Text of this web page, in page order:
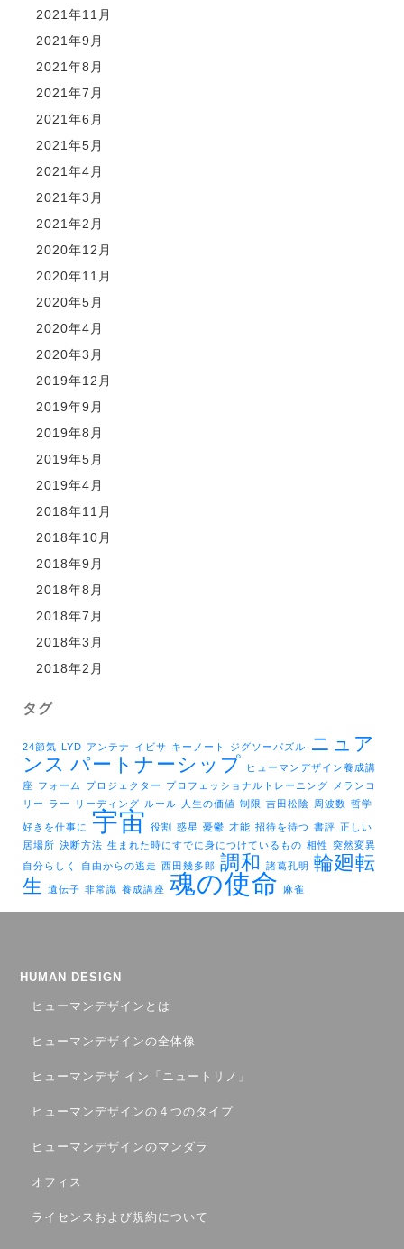
2021年11月
2021年9月
2021年8月
2021年7月
2021年6月
2021年5月
2021年4月
2021年3月
2021年2月
2020年12月
2020年11月
2020年5月
2020年4月
2020年3月
2019年12月
2019年9月
2019年8月
2019年5月
2019年4月
2018年11月
2018年10月
2018年9月
2018年8月
2018年7月
2018年3月
2018年2月
タグ
24節気 LYD アンテナ イビサ キーノート ジグソーパズル
ニュア
ンス パートナーシップ
ヒューマンデザイン養成講
座 フォーム プロジェクター プロフェッショナルトレーニング
メランコ
リー
ラー リーディング ルール 人生の価値 制限 吉田松陰 周波数 哲学
好きを仕事に 宇宙 役割 惑星 憂鬱 才能 招待を待つ 書評 正しい
居場所 決断方法 生まれた時にすでに身につけているもの 相性 突然変異
自分らしく
自由からの逃走 西田幾多郎 調和 諸葛孔明 輪廻転
生
遺伝子 非常識 養成講座 魂の使命 麻雀
HUMAN DESIGN
ヒューマンデザインとは
ヒューマンデザインの全体像
ヒューマンデザ イン「ニュートリノ」
ヒューマンデザインの４つのタイプ
ヒューマンデザインのマンダラ
オフィス
ライセンスおよび規約について